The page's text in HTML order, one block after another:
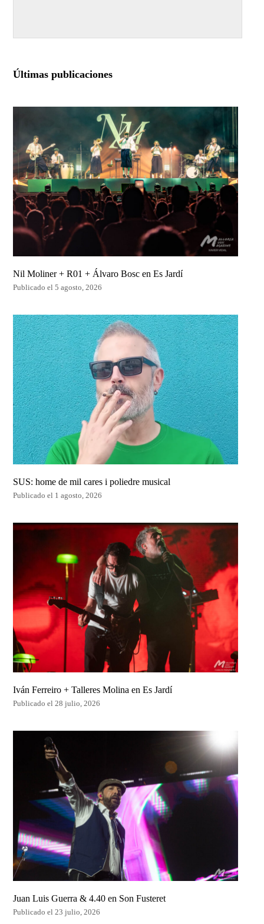
Últimas publicaciones
Nil Moliner + R01 + Álvaro Bosc en Es Jardí
Publicado el 5 agosto, 2026
SUS: home de mil cares i poliedre musical
Publicado el 1 agosto, 2026
Iván Ferreiro + Talleres Molina en Es Jardí
Publicado el 28 julio, 2026
Juan Luis Guerra & 4.40 en Son Fusteret
Publicado el 23 julio, 2026